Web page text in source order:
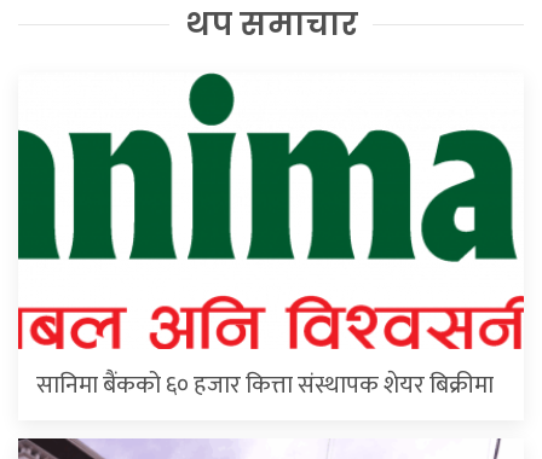
थप समाचार
सानिमा बैंकको ६० हजार कित्ता संस्थापक शेयर बिक्रीमा